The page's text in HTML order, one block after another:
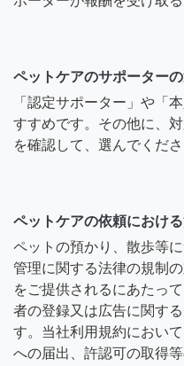
ペットケアのサポーター
「認定サポーター」や「
すすめです。その他に、
を確認して、選んでくださ
ペットケアの依頼におけ
ペットの預かり、散歩等
管理に関する法律の規制
をご提供されるにあたっ
者の登録又は広告に関す
す。当社利用規約におい
への届出、許認可の取得